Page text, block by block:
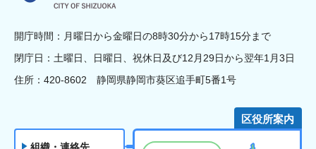
開庁時間：月曜日から金曜日の8時30分から17時15分まで
閉庁日：土曜日、日曜日、祝休日及び12月29日から翌年1月3日
住所：420-8602 静岡県静岡市葵区追手町5番1号
区役所案内